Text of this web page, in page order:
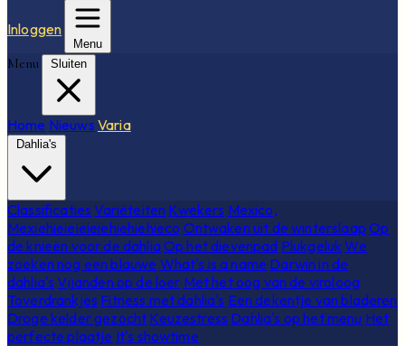
Inloggen
Menu
Menu Sluiten
Home Nieuws Varia
Dahlia's
Classificaties Variëteiten Kwekers Mexico,
Mexiehieieieieiehiehiehieco Ontwaken uit de winterslaap Op
de knieën voor de dahliaOp het dievenpad Plukgeluk We
zoeken nog een blauwe What's is a name Darwin in de
dahlia's Vijanden op de loer Met het oog van de viroloog
Toverdrankjes Fitness met dahlia's Een dekentje van bladeren
Droge kelder gezocht Keuzestress Dahlia's op het menu Het
perfecte plaatje It's showtime